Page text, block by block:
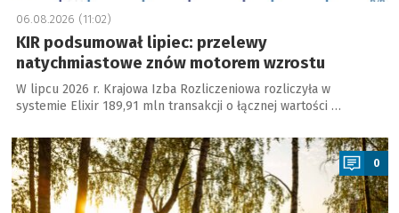
06.08.2026 (11:02)
KIR podsumował lipiec: przelewy
natychmiastowe znów motorem wzrostu
W lipcu 2026 r. Krajowa Izba Rozliczeniowa rozliczyła w
systemie Elixir 189,91 mln transakcji o łącznej wartości …
a
0